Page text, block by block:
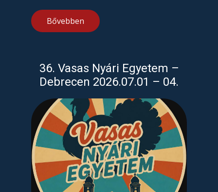
Bővebben
36. Vasas Nyári Egyetem –
Debrecen 2026.07.01 – 04.